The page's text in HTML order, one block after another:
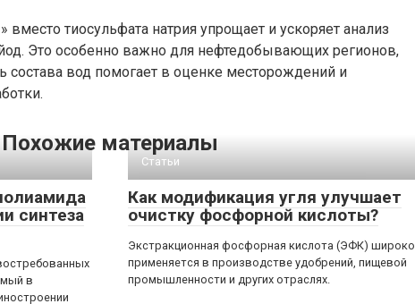
тиосульфата натрия упрощает и ускоряет анализ
Это особенно важно для нефтедобывающих регионов,
состава вод помогает в оценке месторождений и
Похожие материалы
синтеза
в
Статьи
Как модификация угля улучшает
очистку фосфорной кислоты?
Экстракционная фосфорная кислота (ЭФК) широко
применяется в производстве удобрений, пищевой
промышленности и других отраслях.